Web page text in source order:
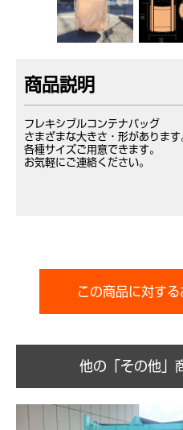
商品説明
フレキシブルコンテナバッグ
さまざまな大きさ・形があります
各種サイズご用意できます。
お気軽にご連絡ください。
この商品に対す
他の「その他」